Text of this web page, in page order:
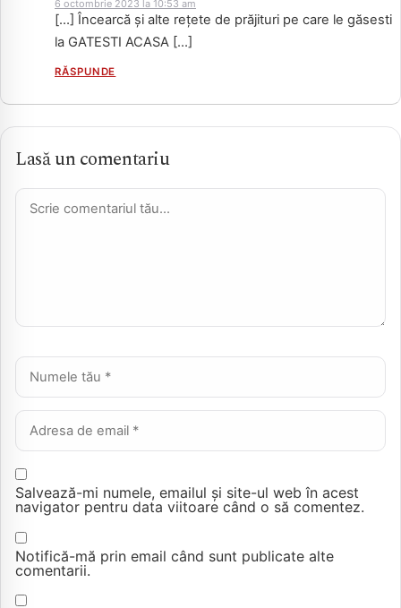
6 octombrie 2023 la 10:53 am
[…] Încearcă și alte rețete de prăjituri pe care le găsesti
la GATESTI ACASA […]
RĂSPUNDE
Lasă un comentariu
Comentariu *
Nume *
Email *
Salvează-mi numele, emailul și site-ul web în acest
navigator pentru data viitoare când o să comentez.
Notifică-mă prin email când sunt publicate alte
comentarii.